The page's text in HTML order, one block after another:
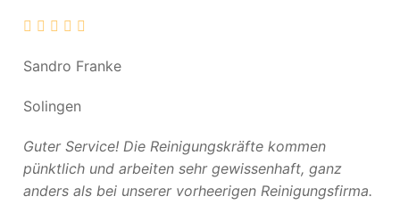
Sandro Franke
Solingen
Guter Service! Die Reinigungskräfte kommen
pünktlich und arbeiten sehr gewissenhaft, ganz
anders als bei unserer vorheerigen Reinigungsfirma.